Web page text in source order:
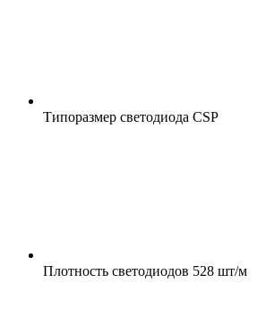
Типоразмер светодиода CSP
Плотность светодиодов 528 шт/м